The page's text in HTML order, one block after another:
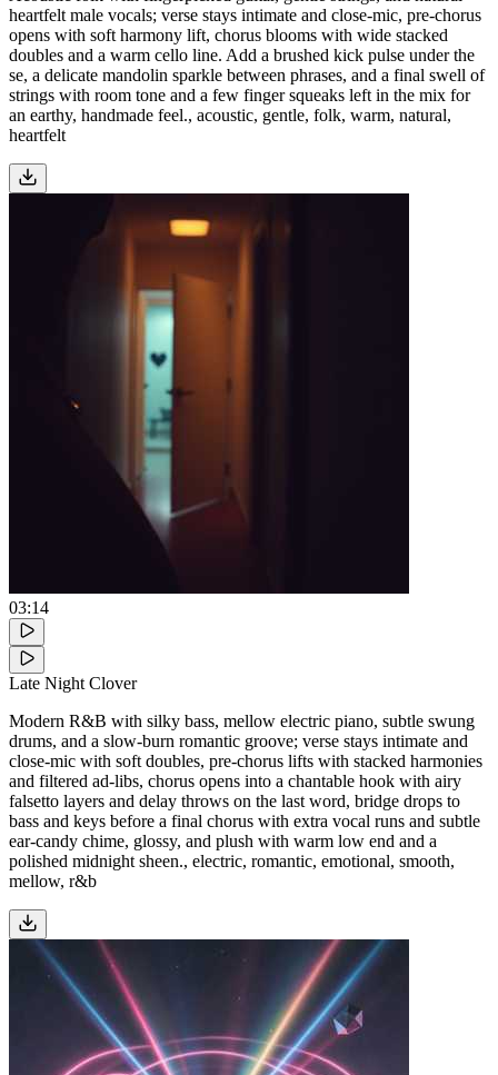
heartfelt male vocals; verse stays intimate and close-mic, pre-chorus
opens with soft harmony lift, chorus blooms with wide stacked
doubles and a warm cello line. Add a brushed kick pulse under the
se, a delicate mandolin sparkle between phrases, and a final swell of
strings with room tone and a few finger squeaks left in the mix for
an earthy, handmade feel., acoustic, gentle, folk, warm, natural,
heartfelt
03:14
Late Night Clover
Modern R&B with silky bass, mellow electric piano, subtle swung
drums, and a slow-burn romantic groove; verse stays intimate and
close-mic with soft doubles, pre-chorus lifts with stacked harmonies
and filtered ad-libs, chorus opens into a chantable hook with airy
falsetto layers and delay throws on the last word, bridge drops to
bass and keys before a final chorus with extra vocal runs and subtle
ear-candy chime, glossy, and plush with warm low end and a
polished midnight sheen., electric, romantic, emotional, smooth,
mellow, r&b